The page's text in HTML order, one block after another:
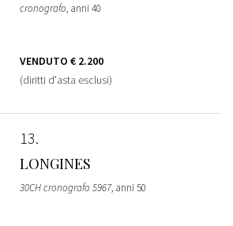
cronografo, anni 40
VENDUTO € 2.200
(diritti d'asta esclusi)
13
LONGINES
30CH cronografo 5967, anni 50